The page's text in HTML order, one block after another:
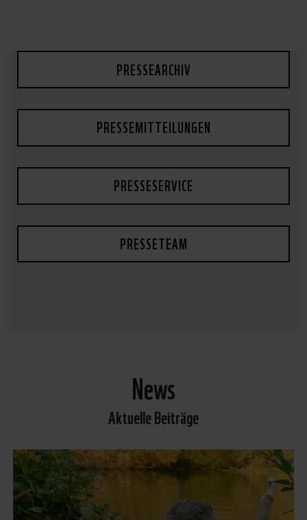
PRESSEARCHIV
PRESSEMITTEILUNGEN
PRESSESERVICE
PRESSETEAM
News
Aktuelle Beiträge